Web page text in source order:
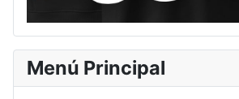
Menú Principal